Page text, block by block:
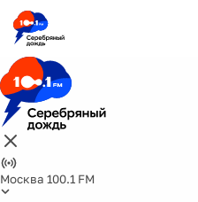
Москва 100.1 FM